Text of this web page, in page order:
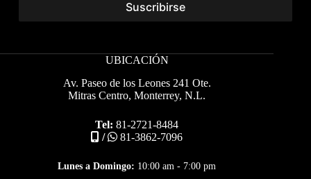
UBICACIÓN
Av. Paseo de los Leones 241 Ote.
Mitras Centro, Monterrey, N.L.
Tel: 81-2721-8484
/
81-3862-7096
Lunes a Domingo: 10:00 am - 7:00 pm